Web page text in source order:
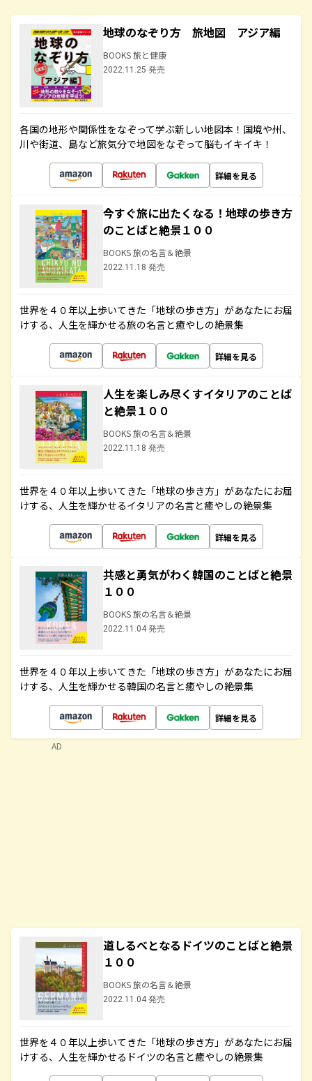
地球のなぞり方 旅地図 アジア編
BOOKS 旅と健康
2022.11.25 発売
各国の地形や関係性をなぞって学ぶ新しい地図本！国境や州、
川や街道、島など旅気分で地図をなぞって脳もイキイキ！
詳細を見る
今すぐ旅に出たくなる！地球の歩き方
のことばと絶景１００
BOOKS 旅の名言＆絶景
2022.11.18 発売
世界を４０年以上歩いてきた「地球の歩き方」があなたにお届
けする、人生を輝かせる旅の名言と癒やしの絶景集
詳細を見る
人生を楽しみ尽くすイタリアのことば
と絶景１００
BOOKS 旅の名言＆絶景
2022.11.18 発売
世界を４０年以上歩いてきた「地球の歩き方」があなたにお届
けする、人生を輝かせるイタリアの名言と癒やしの絶景集
詳細を見る
共感と勇気がわく韓国のことばと絶景
１００
BOOKS 旅の名言＆絶景
2022.11.04 発売
世界を４０年以上歩いてきた「地球の歩き方」があなたにお届
けする、人生を輝かせる韓国の名言と癒やしの絶景集
詳細を見る
道しるべとなるドイツのことばと絶景
１００
BOOKS 旅の名言＆絶景
2022.11.04 発売
世界を４０年以上歩いてきた「地球の歩き方」があなたにお届
けする、人生を輝かせるドイツの名言と癒やしの絶景集
AD